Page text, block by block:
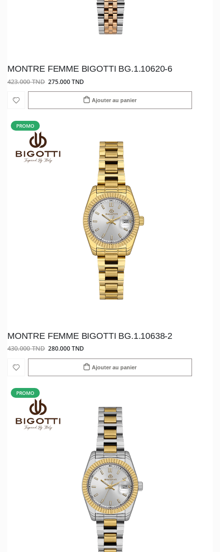
MONTRE FEMME BIGOTTI BG.1.10620-6
423.000 TND 275.000 TND
Ajouter au panier
PROMO
MONTRE FEMME BIGOTTI BG.1.10638-2
430.000 TND 280.000 TND
Ajouter au panier
PROMO